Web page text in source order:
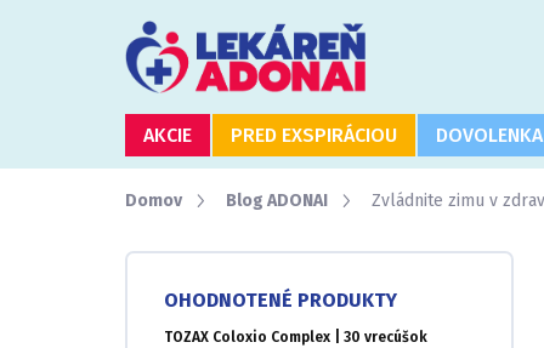
AKCIE PRED EXSPIRÁCIOU DOVOLENKA
Domov Blog ADONAI Zvládnite zimu v
B
OHODNOTENÉ PRODUKTY
TOZAX Coloxio Complex | 30 vrecúšok